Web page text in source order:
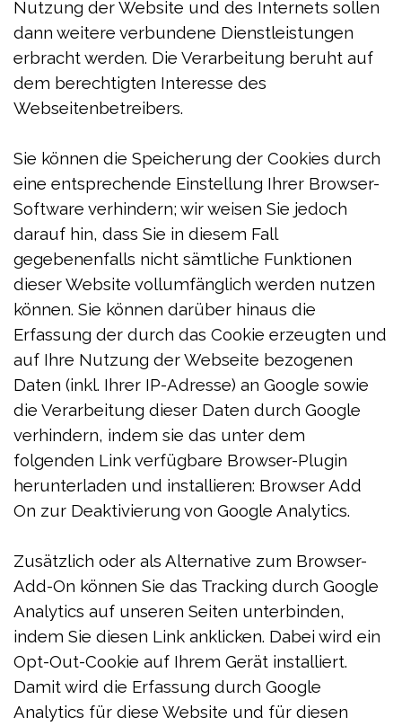
Nutzung der Website und des Internets sollen
dann weitere verbundene Dienstleistungen
erbracht werden. Die Verarbeitung beruht auf
dem berechtigten Interesse des
Webseitenbetreibers.
Sie können die Speicherung der Cookies durch
eine entsprechende Einstellung Ihrer Browser-
Software verhindern; wir weisen Sie jedoch
darauf hin, dass Sie in diesem Fall
gegebenenfalls nicht sämtliche Funktionen
dieser Website vollumfänglich werden nutzen
können. Sie können darüber hinaus die
Erfassung der durch das Cookie erzeugten und
auf Ihre Nutzung der Webseite bezogenen
Daten (inkl. Ihrer IP-Adresse) an Google sowie
die Verarbeitung dieser Daten durch Google
verhindern, indem sie das unter dem
folgenden Link verfügbare Browser-Plugin
herunterladen und installieren: Browser Add
On zur Deaktivierung von Google Analytics.
Zusätzlich oder als Alternative zum Browser-
Add-On können Sie das Tracking durch Google
Analytics auf unseren Seiten unterbinden,
indem Sie diesen Link anklicken. Dabei wird ein
Opt-Out-Cookie auf Ihrem Gerät installiert.
Damit wird die Erfassung durch Google
Analytics für diese Website und für diesen